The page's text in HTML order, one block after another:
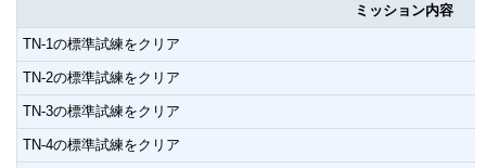
ミッション内容
TN-1の標準試練をクリア
TN-2の標準試練をクリア
TN-3の標準試練をクリア
TN-4の標準試練をクリア